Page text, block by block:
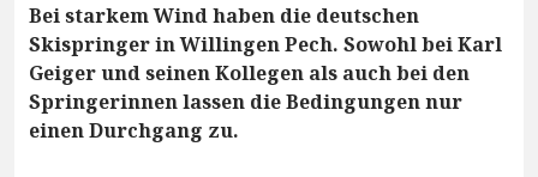
Bei starkem Wind haben die deutschen
Skispringer in Willingen Pech. Sowohl bei Karl
Geiger und seinen Kollegen als auch bei den
Springerinnen lassen die Bedingungen nur
einen Durchgang zu.